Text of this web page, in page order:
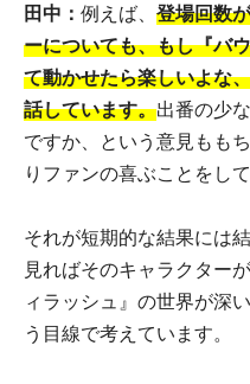
田中： 例えば、 登場回数
ーについても、もし『バ
て動かせたら楽しいよな
話しています。出番の少
ですか、という意見もも
りファンの喜ぶことをし
それが短期的な結果には
見ればそのキャラクター
ィラッシュ』の世界が深
う目線で考えています。